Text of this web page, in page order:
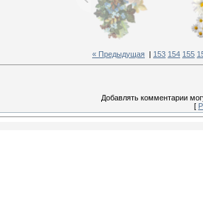
« Предыдущая 153 154 155
Добавлять комментарии
[